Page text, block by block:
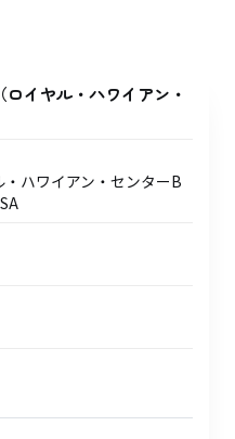
イヤル・ハワイアン・
ハワイアン・センターB